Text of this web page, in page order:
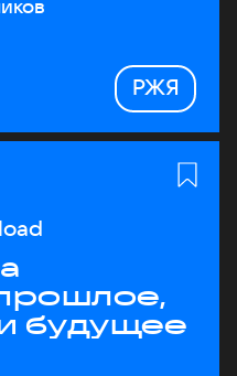
РЖЯ
будущее